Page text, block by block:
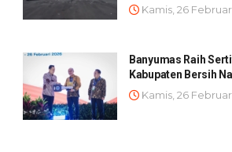
Kamis, 26
Banyumas Raih
Kabupaten Bersih
Kamis, 26